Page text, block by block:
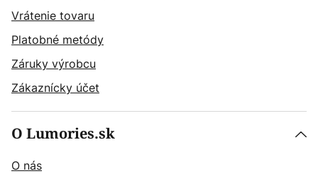
Vrátenie tovaru
Platobné metódy
Záruky výrobcu
Zákaznícky účet
O Lumories.sk
O nás